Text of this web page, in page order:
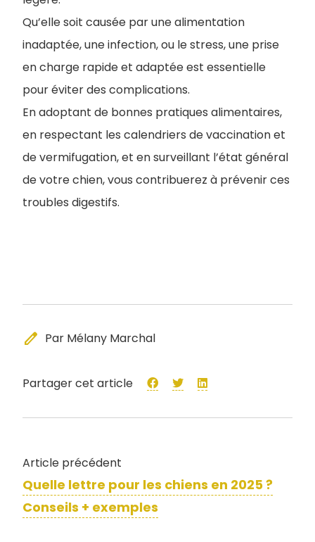
Qu’elle soit causée par une alimentation
inadaptée, une infection, ou le stress, une prise
en charge rapide et adaptée est essentielle
pour éviter des complications.
En adoptant de bonnes pratiques alimentaires,
en respectant les calendriers de vaccination et
de vermifugation, et en surveillant l’état général
de votre chien, vous contribuerez à prévenir ces
troubles digestifs.
edit Par Mélany Marchal
Partager cet article
Article précédent
Quelle lettre pour les chiens en 2025 ?
Conseils + exemples